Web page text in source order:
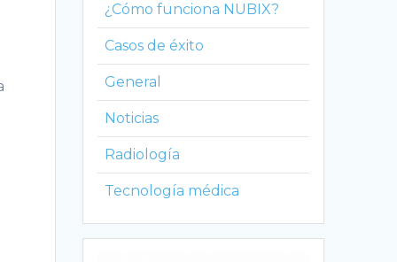
¿Cómo funciona NUBIX?
Casos de éxito
General
Noticias
Radiología
Tecnología médica